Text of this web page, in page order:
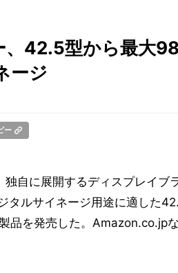
、42.5型から最大
ージ
ー
自に展開するディスプレイブ
タルサイネージ用途に適した
品を発売した。Amazon.co.jpな